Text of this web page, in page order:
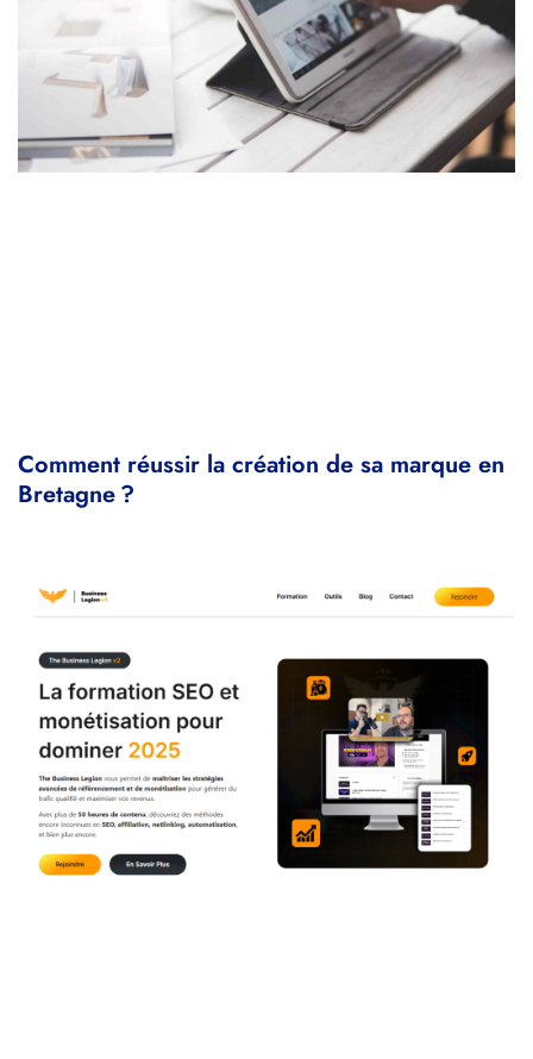
Comment réussir la création de sa marque en
Bretagne ?